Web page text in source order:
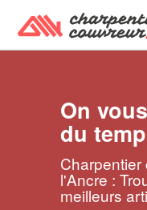
On
du
Charpentier
l'Ancre :
meilleurs